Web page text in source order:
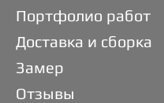
Портфолио работ
Доставка и сборка
Замер
Отзывы